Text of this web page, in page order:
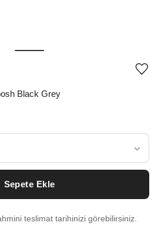
Black Grey
Sepete Ekle
teslimat tarihinizi görebilirsiniz.